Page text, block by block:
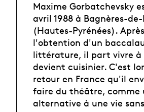
Maxime Gorbatchevsky
avril 1988 à Bagnères-
(Hautes-Pyrénées). Après
l'obtention d'un
littérature, il part vivre à
devient cuisinier. C'est
retour en France qu'il
faire du théâtre, comme
alternative à une vie